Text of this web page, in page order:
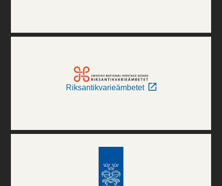
Riksantikvarieämbetet